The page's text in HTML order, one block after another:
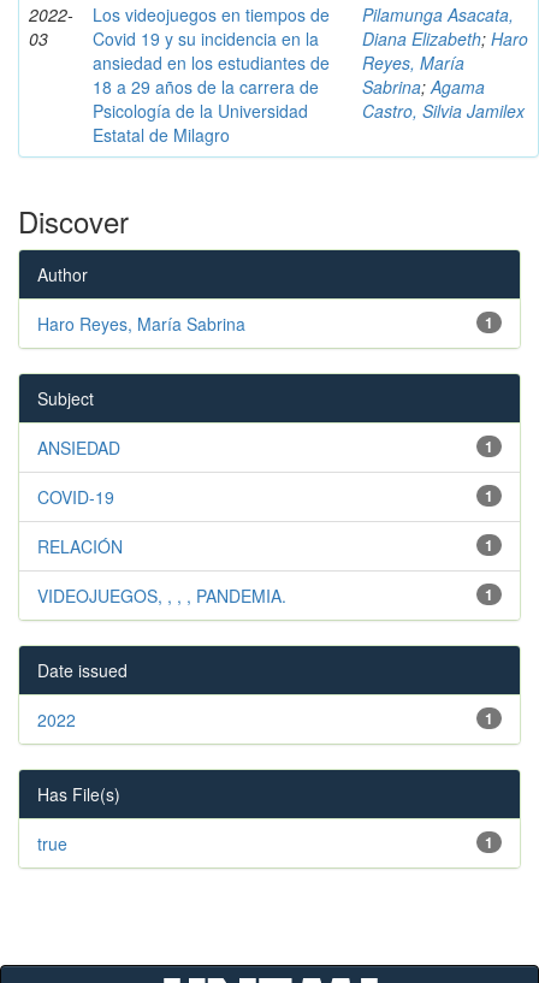
2022-
03
Los videojuegos en tiempos de
Covid 19 y su incidencia en la
ansiedad en los estudiantes de
18 a 29 años de la carrera de
Psicología de la Universidad
Estatal de Milagro
Pilamunga Asacata,
Diana Elizabeth; Haro
Reyes, María
Sabrina; Agama
Castro, Silvia Jamilex
Discover
Author
1
Haro Reyes, María Sabrina
Subject
1
ANSIEDAD
1
COVID-19
1
RELACIÓN
1
VIDEOJUEGOS, , , , PANDEMIA.
Date issued
1
2022
Has File(s)
1
true